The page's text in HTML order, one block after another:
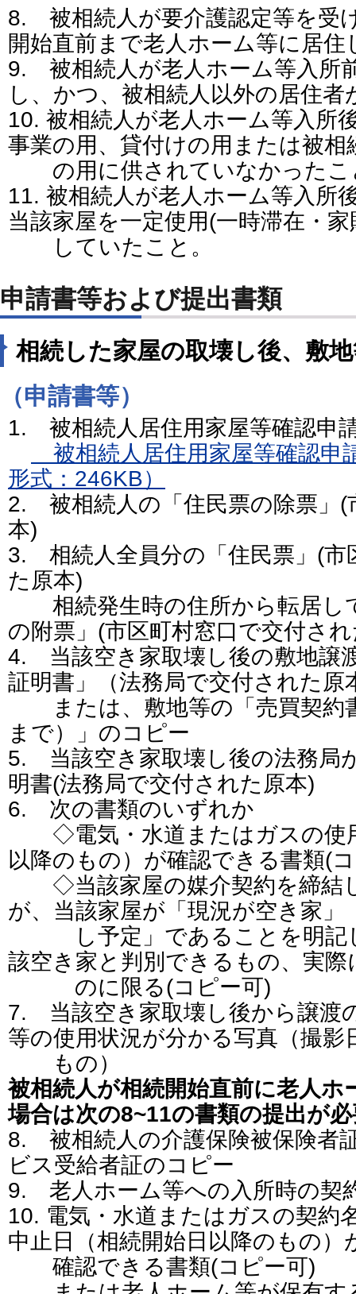
8. 被相続人が要介護認定等を受
開始直前まで老人ホーム等に居
9. 被相続人が老人ホーム等入所
し、かつ、被相続人以外の居住
10. 被相続人が老人ホーム等入所
事業の用、貸付けの用または被相
の用に供されていなかったこ
11. 被相続人が老人ホーム等入所
当該家屋を一定使用(一時滞在・
していたこと。
申請書等および提出書類
相続した家屋の取壊し後、敷
（申請書等）
1. 被相続人居住用家屋等確認申
被相続人居住用家屋等確認申
形式：246KB）
2. 被相続人の「住民票の除票」(
本)
3. 相続人全員分の「住民票」(市
た原本)
相続発生時の住所から転居し
の附票」(市区町村窓口で交付さ
4. 当該空き家取壊し後の敷地譲
証明書」（法務局で交付された原
または、敷地等の「売買契約
まで）」のコピー
5. 当該空き家取壊し後の法務局
明書(法務局で交付された原本)
6. 次の書類のいずれか
◇電気・水道またはガスの使
以降のもの）が確認できる書類(
◇当該家屋の媒介契約を締結
が、当該家屋が「現況が空き家」
し予定」であることを明記
該空き家と判別できるもの、実
のに限る(コピー可)
7. 当該空き家取壊し後から譲渡
等の使用状況が分かる写真（撮影
もの）
被相続人が相続開始直前に老人ホ
場合は次の8~11の書類の提出が
8. 被相続人の介護保険被保険者
ビス受給者証のコピー
9. 老人ホーム等への入所時の契
10. 電気・水道またはガスの契約
中止日（相続開始日以降のもの）
確認できる書類(コピー可)